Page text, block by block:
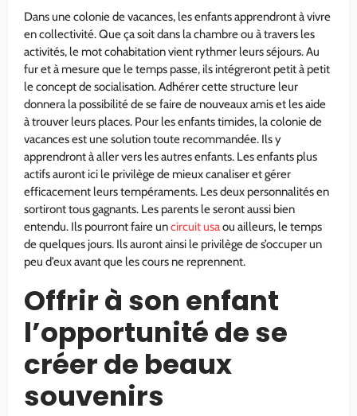
Dans une colonie de vacances, les enfants apprendront à vivre
en collectivité. Que ça soit dans la chambre ou à travers les
activités, le mot cohabitation vient rythmer leurs séjours. Au
fur et à mesure que le temps passe, ils intégreront petit à petit
le concept de socialisation. Adhérer cette structure leur
donnera la possibilité de se faire de nouveaux amis et les aide
à trouver leurs places. Pour les enfants timides, la colonie de
vacances est une solution toute recommandée. Ils y
apprendront à aller vers les autres enfants. Les enfants plus
actifs auront ici le privilège de mieux canaliser et gérer
efficacement leurs tempéraments. Les deux personnalités en
sortiront tous gagnants. Les parents le seront aussi bien
entendu. Ils pourront faire uncircuit usaou ailleurs, le temps
de quelques jours. Ils auront ainsi le privilège de s’occuper un
peu d’eux avant que les cours ne reprennent.
Offrir à son enfant
l’opportunité de se
créer de beaux
souvenirs